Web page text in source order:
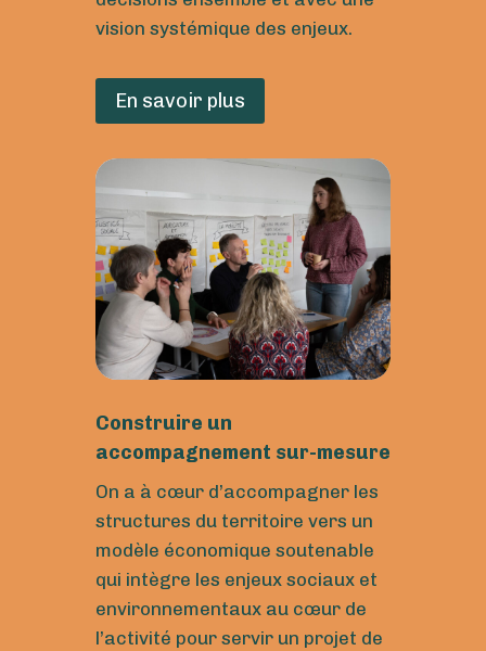
vision systémique des enjeux.
En savoir plus
Construire un
accompagnement sur-mesure
On a à cœur d’accompagner les
structures du territoire vers un
modèle économique soutenable
qui intègre les enjeux sociaux et
environnementaux au cœur de
l’activité pour servir un projet de